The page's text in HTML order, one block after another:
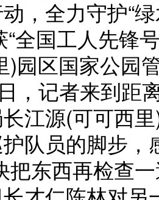
，全力守护“
全国工人先锋
)园区国家公园
记者来到距离
江源(可可西
队员的脚步
东西再检查一